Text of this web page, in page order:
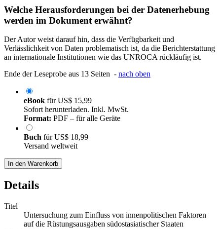
Welche Herausforderungen bei der Datenerhebung
werden im Dokument erwähnt?
Der Autor weist darauf hin, dass die Verfügbarkeit und
Verlässlichkeit von Daten problematisch ist, da die Berichterstattung
an internationale Institutionen wie das UNROCA rückläufig ist.
Ende der Leseprobe aus 13 Seiten - nach oben
eBook fürUS$ 15,99
Sofort herunterladen. Inkl. MwSt.
Format: PDF – für alle Geräte
Buch fürUS$ 18,99
Versand weltweit
In den Warenkorb
Details
Titel
Untersuchung zum Einfluss von innenpolitischen Faktoren
auf die Rüstungsausgaben südostasiatischer Staaten